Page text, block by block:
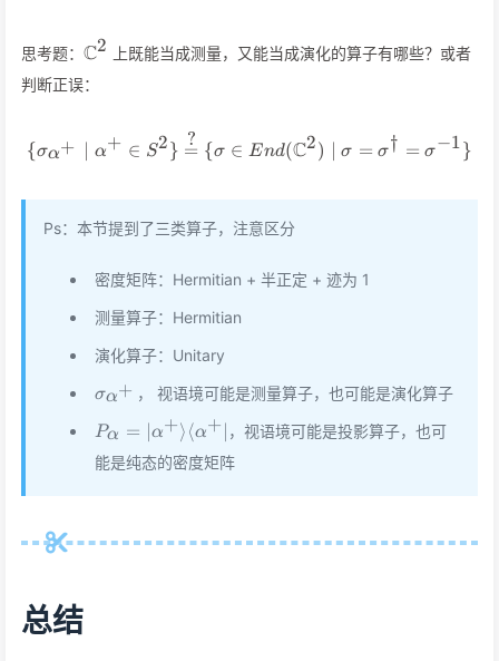
思考题： \mathbb{C}^2
C2
上既能当成测量，又能当成演化的算子有哪些？或者
判断正误：
{σα+ ∣ α+ ∈ S2} =
? {σ ∈ End(C2) ∣ σ = σ† = σ−1}
Ps：本节提到了三类算子，注意区分
密度矩阵：Hermitian + 半正定 + 迹为 1
测量算子：Hermitian
演化算子：Unitary
\sigma_{\alpha^+}
σα+ ， 视语境可能是测量算子，也可能是演化算子
Pα = ∣α+⟩ ⟨α+ ∣ ，视语境可能是投影算子，也可
能是纯态的密度矩阵
总结